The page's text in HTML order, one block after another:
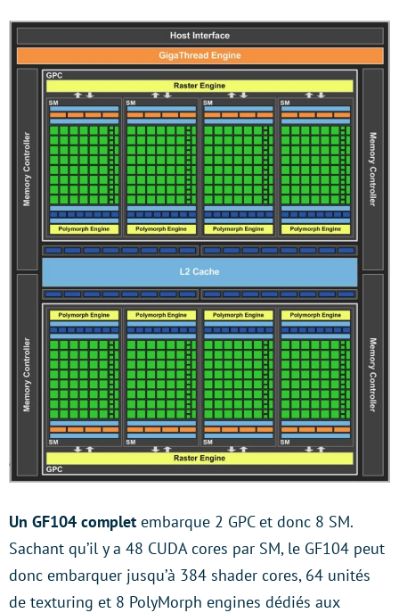
Un GF104 complet embarque 2 GPC et donc 8 SM.
Sachant qu’il y a 48 CUDA cores par SM, le GF104 peut
donc embarquer jusqu’à 384 shader cores, 64 unités
de texturing et 8 PolyMorph engines dédiés aux